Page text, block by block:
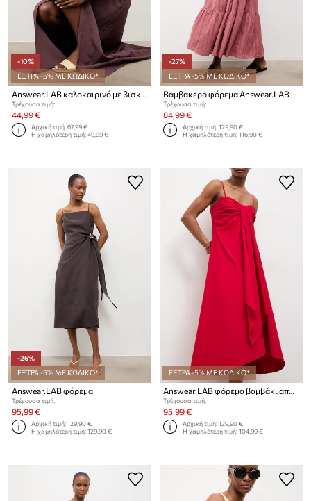
-10%
ΕΞΤΡΑ -5% ΜΕ ΚΩΔΙΚΟ*
Τρέχουσα τιμή:
44,99 €
Αρχική τιμή:67,99 €
Η χαμηλότερη τιμή:49,99 €
-27%
ΕΞΤΡΑ -5% ΜΕ ΚΩΔΙΚΟ*
Βαμβακερό φόρεμα Answear.LAB
Τρέχουσα τιμή:
84,99 €
Αρχική τιμή:129,90 €
Η χαμηλότερη τιμή:116,90 €
-26%
ΕΞΤΡΑ -5% ΜΕ ΚΩΔΙΚΟ*
Answear.LAB φόρεμα
Τρέχουσα τιμή:
95,99 €
Αρχική τιμή:129,90 €
Η χαμηλότερη τιμή:129,90 €
ΕΞΤΡΑ -5% ΜΕ ΚΩΔΙΚΟ*
Answear.LAB φόρεμα βαμβάκι από την Unscripted collection
Τρέχουσα τιμή:
95,99 €
Αρχική τιμή:129,90 €
Η χαμηλότερη τιμή:104,99 €